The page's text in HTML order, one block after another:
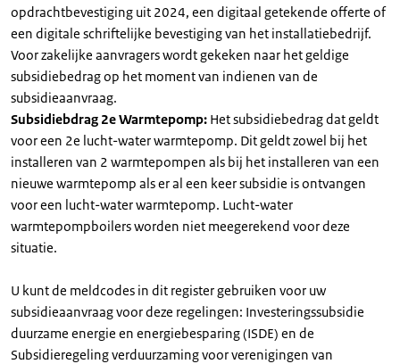
opdrachtbevestiging uit 2024, een digitaal getekende offerte of
een digitale schriftelijke bevestiging van het installatiebedrijf.
Voor zakelijke aanvragers wordt gekeken naar het geldige
subsidiebedrag op het moment van indienen van de
subsidieaanvraag.
Subsidiebdrag 2e Warmtepomp: Het subsidiebedrag dat geldt
voor een 2e lucht-water warmtepomp. Dit geldt zowel bij het
installeren van 2 warmtepompen als bij het installeren van een
nieuwe warmtepomp als er al een keer subsidie is ontvangen
voor een lucht-water warmtepomp. Lucht-water
warmtepompboilers worden niet meegerekend voor deze
situatie.
U kunt de meldcodes in dit register gebruiken voor uw
subsidieaanvraag voor deze regelingen: Investeringssubsidie
duurzame energie en energiebesparing (ISDE) en de
Subsidieregeling verduurzaming voor verenigingen van